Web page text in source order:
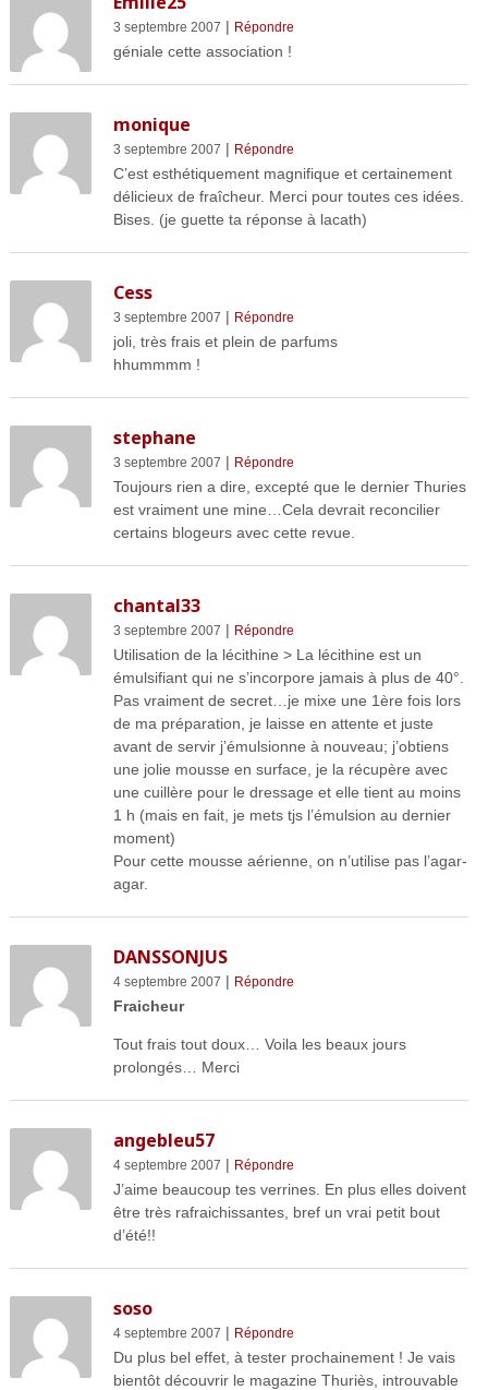
3 septembre 2007 | Répondre
géniale cette association !
monique
3 septembre 2007 | Répondre
C’est esthétiquement magnifique et certainement
délicieux de fraîcheur. Merci pour toutes ces idées.
Bises. (je guette ta réponse à lacath)
Cess
3 septembre 2007 | Répondre
joli, très frais et plein de parfums
hhummmm !
stephane
3 septembre 2007 | Répondre
Toujours rien a dire, excepté que le dernier Thuries
est vraiment une mine…Cela devrait reconcilier
certains blogeurs avec cette revue.
chantal33
3 septembre 2007 | Répondre
Utilisation de la lécithine > La lécithine est un
émulsifiant qui ne s’incorpore jamais à plus de 40°.
Pas vraiment de secret…je mixe une 1ère fois lors
de ma préparation, je laisse en attente et juste
avant de servir j’émulsionne à nouveau; j’obtiens
une jolie mousse en surface, je la récupère avec
une cuillère pour le dressage et elle tient au moins
1 h (mais en fait, je mets tjs l’émulsion au dernier
moment)
Pour cette mousse aérienne, on n’utilise pas l’agar-
agar.
DANSSONJUS
4 septembre 2007 | Répondre
Fraicheur
Tout frais tout doux… Voila les beaux jours
prolongés… Merci
angebleu57
4 septembre 2007 | Répondre
J’aime beaucoup tes verrines. En plus elles doivent
être très rafraichissantes, bref un vrai petit bout
d’été!!
soso
4 septembre 2007 | Répondre
Du plus bel effet, à tester prochainement ! Je vais
bientôt découvrir le magazine Thuriès, introuvable